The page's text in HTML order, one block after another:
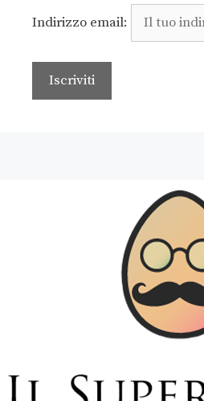
Indirizzo email: